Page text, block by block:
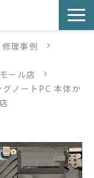
修理事例
ール店
ノートPC 本体か